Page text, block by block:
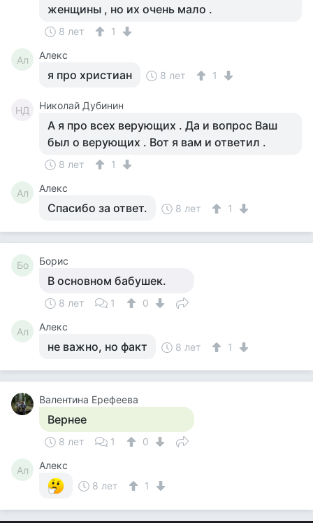
женщины , но их очень мало .
8 лет 1
Ал Алекс
я про христиан 8 лет 1
НД Николай Дубинин
А я про всех верующих . Да и вопрос Ваш
был о верующих . Вот я вам и ответил .
8 лет 1
Ал Алекс
Спасибо за ответ. 8 лет 1
Бо Борис
В основном бабушек.
8 лет 1 0
Ал Алекс
не важно, но факт 8 лет 1
Валентина Ерефеева
Вернее
8 лет 1 0
Ал
Алекс
8 лет
1